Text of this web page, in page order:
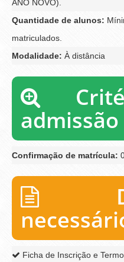
ANO NOVO).
Quantidade de alunos:
matriculados.
Modalidade: À distância
admissão
Confirmação de matrícula:
Ficha de Inscrição e